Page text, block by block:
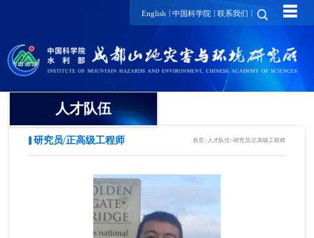
English | 中国科学院 | 联系我们 | ☰
人才队伍
院士
国家级领军人才
国家级青年人才
研究员/正高级工程师 首页> 人才队伍>研究员/正高级工程师